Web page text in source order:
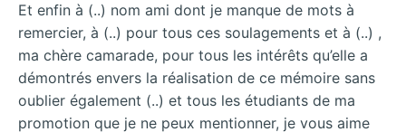
Et enfin à (..) nom ami dont je manque de mots à
remercier, à (..) pour tous ces soulagements et à (..) ,
ma chère camarade, pour tous les intérêts qu’elle a
démontrés envers la réalisation de ce mémoire sans
oublier également (..) et tous les étudiants de ma
promotion que je ne peux mentionner, je vous aime